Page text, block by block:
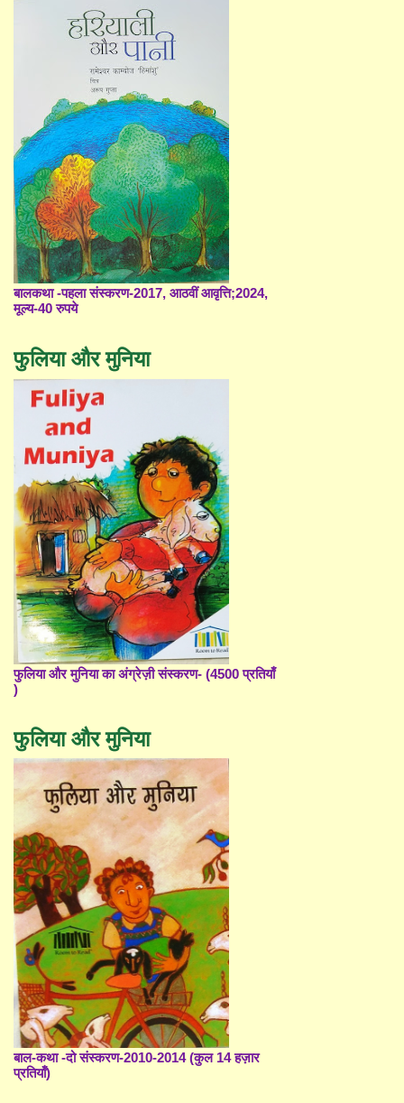
बालकथा -पहला संस्करण-2017, आठवीं आवृत्ति;2024,
मूल्य-40 रुपये
फुलिया और मुनिया
फुलिया और मुनिया का अंग्रेज़ी संस्करण- (4500 प्रतियाँ
)
फुलिया और मुनिया
बाल-कथा -दो संस्करण-2010-2014 (कुल 14 हज़ार
प्रतियाँ)